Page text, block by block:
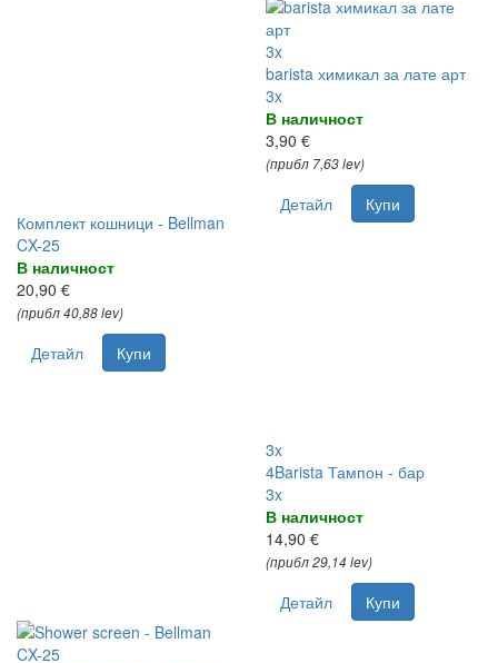
Комплект кошници - Bellman
CX-25
В наличност
20,90 €
(прибл 40,88 lev)
Детайл Купи
3x
barista химикал за лате арт
3x
В наличност
3,90 €
(прибл 7,63 lev)
Детайл Купи
3x
4Barista Тампон - бар
3x
В наличност
14,90 €
(прибл 29,14 lev)
Детайл Купи